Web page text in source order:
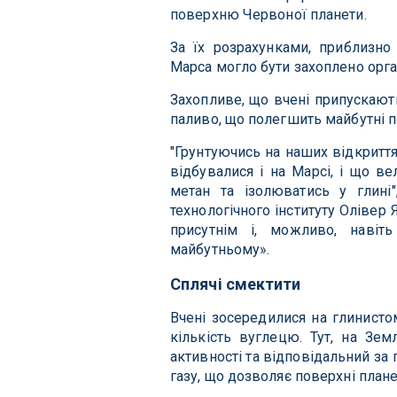
поверхню Червоної планети.
За їх розрахунками,
Марса могло бути захоплено
Захопливе, що вчені
паливо, що полегшить майбутні
"Грунтуючись на наших
відбувалися і на Марсі, і що
метан та ізолюватись у
технологічного інституту
присутнім і, можливо,
майбутньому».
Сплячі смектити
Вчені зосередилися на
кількість вуглецю. Тут, на
активності та відповідальний за
газу, що дозволяє поверхні